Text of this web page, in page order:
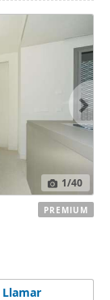
1/40
Llamar
PREMIUM